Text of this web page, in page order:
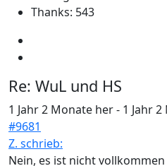
Thanks: 543
Re: WuL und HS
1 Jahr 2 Monate her- 1 Jahr
#9681
Z. schrieb:
Nein, es ist nicht